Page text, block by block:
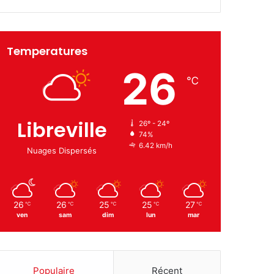
Temperatures
Libreville
Nuages Dispersés
26 ℃
26º - 24º
74%
6.42 km/h
26 ℃
ven
26 ℃
sam
25 ℃
dim
25 ℃
lun
27 ℃
mar
Populaire Récent